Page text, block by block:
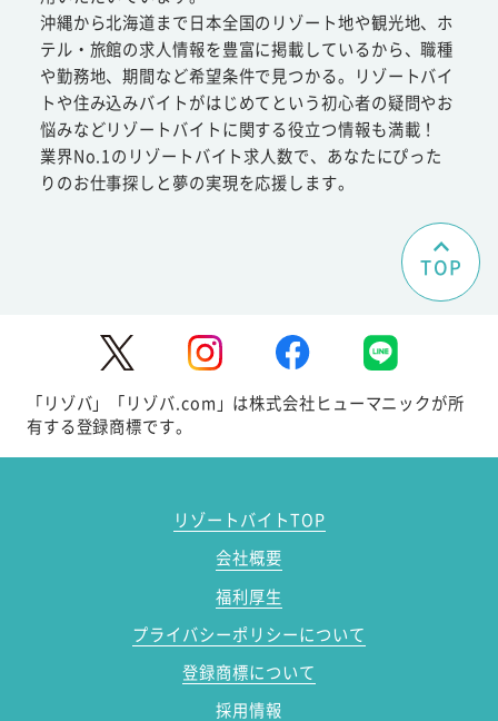
沖縄から北海道まで日本全国のリゾート地や観光地、ホ
テル・旅館の求人情報を豊富に掲載しているから、職種
や勤務地、期間など希望条件で見つかる。リゾートバイ
トや住み込みバイトがはじめてという初心者の疑問やお
悩みなどリゾートバイトに関する役立つ情報も満載！
業界No.1のリゾートバイト求人数で、あなたにぴった
りのお仕事探しと夢の実現を応援します。
TOP
「リゾバ」「リゾバ.com」は株式会社ヒューマニックが所
有する登録商標です。
リゾートバイトTOP
会社概要
福利厚生
プライバシーポリシーについて
登録商標について
採用情報